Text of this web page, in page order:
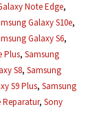
Note Edge,
Galaxy S10e,
Galaxy S6,
Plus, Samsung
S8, Samsung
S9 Plus, Samsung
Reparatur, Sony